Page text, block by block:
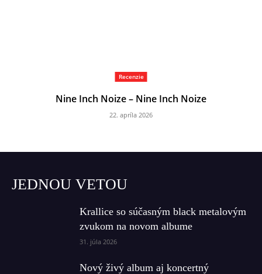
Recenzie
Nine Inch Noize – Nine Inch Noize
22. apríla 2026
JEDNOU VETOU
Krallice so súčasným black metalovým
zvukom na novom albume
31. júla 2026
Nový živý album aj koncertný